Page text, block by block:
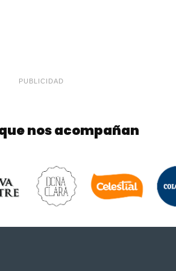
PUBLICIDAD
nos acompañan